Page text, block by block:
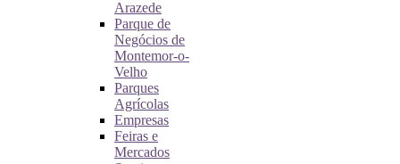
Arazede
Parque de
Negócios de
Montemor-o-
Velho
Parques
Agrícolas
Empresas
Feiras e
Mercados